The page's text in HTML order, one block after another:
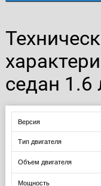
седан 1.6
Версия
Тип двигателя
Объем двигателя
Мощность